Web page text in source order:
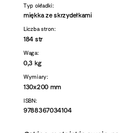
Typ okładki:
miękka ze skrzydełkami
Liczba stron:
184 str
Waga:
0,3 kg
Wymiary:
130x200 mm
ISBN:
9788367034104